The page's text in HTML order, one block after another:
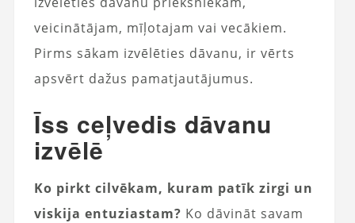
veicinātājam, mīļotajam vai vecākiem.
Pirms sākam izvēlēties dāvanu, ir vērts
apsvērt dažus pamatjautājumus.
Īss ceļvedis dāvanu
izvēlē
Ko pirkt cilvēkam, kuram patīk zirgi un
viskija entuziastam? Ko dāvināt savam